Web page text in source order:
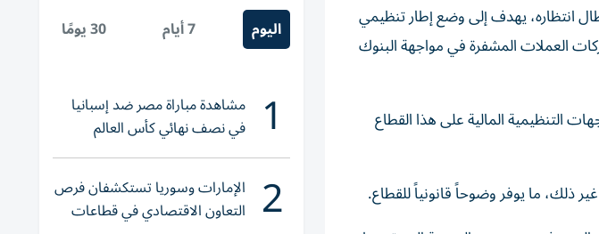
انتظاره، يهدف إلى وضع إطار تنظيمي
العملات المشفرة في مواجهة البنوك
التنظيمية المالية على هذا القطاع
ذلك، ما يوفر وضوحاً قانونياً للقطاع.
اليوم 7 أيام 30 يومًا
1 مشاهدة مباراة مصر ضد إسبانيا
في نصف نهائي كأس العالم
لناشئات اليد 2026
2 الإمارات وسوريا تستكشفان فرص
التعاون الاقتصادي في قطاعات